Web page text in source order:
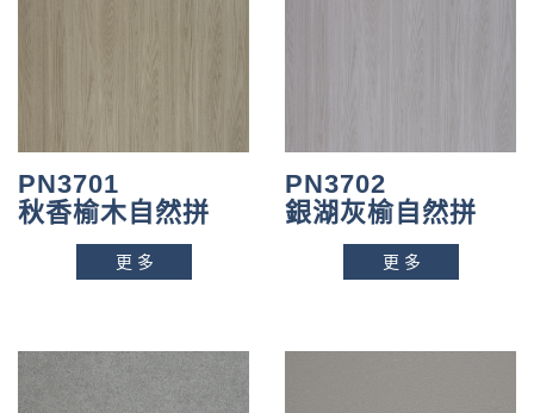
PN3701
秋香榆木自然拼
更多
PN3702
銀湖灰榆自然拼
更多